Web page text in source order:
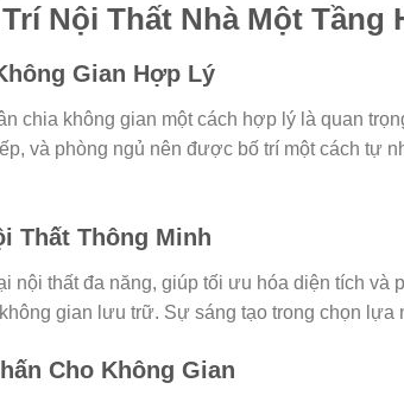
Nội Thất Nhà Một Tầng
Gian Hợp Lý
chia không gian một cách hợp lý là quan
và phòng ngủ nên được bố trí một cách tự
Thất Thông Minh
nội thất đa năng, giúp tối ưu hóa diện tích
gian lưu trữ. Sự sáng tạo trong chọn lựa
Cho Không Gian